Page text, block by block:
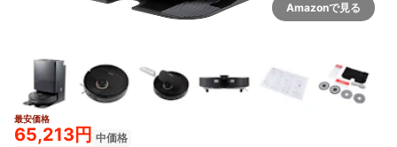
Amazonで見る
最安価格
65,213円 中価格